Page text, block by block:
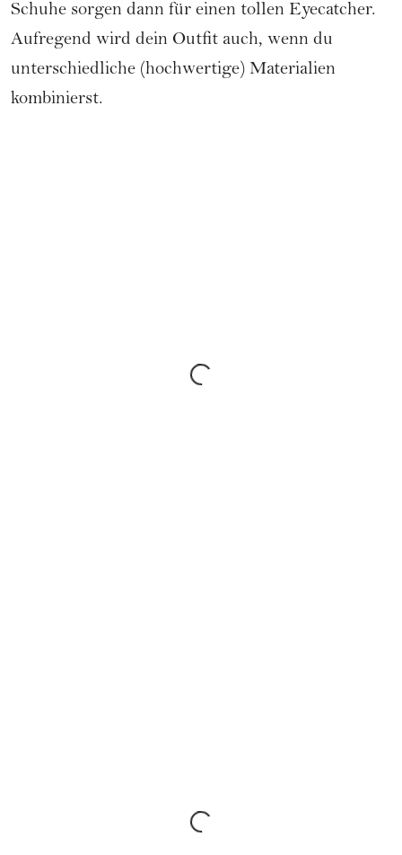
Schuhe sorgen dann für einen tollen Eyecatcher.
Aufregend wird dein Outfit auch, wenn du
unterschiedliche (hochwertige) Materialien
kombinierst.